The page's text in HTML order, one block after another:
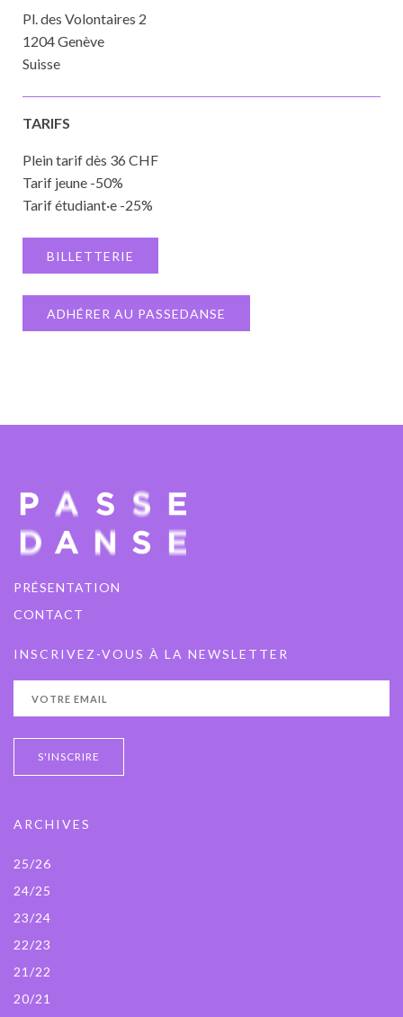
Pl. des Volontaires 2
1204 Genève
Suisse
TARIFS
Plein tarif dès 36 CHF
Tarif jeune -50%
Tarif étudiant·e -25%
BILLETTERIE
ADHÉRER AU PASSEDANSE
PRÉSENTATION
CONTACT
INSCRIVEZ-VOUS À LA NEWSLETTER
ARCHIVES
25/26
24/25
23/24
22/23
21/22
20/21